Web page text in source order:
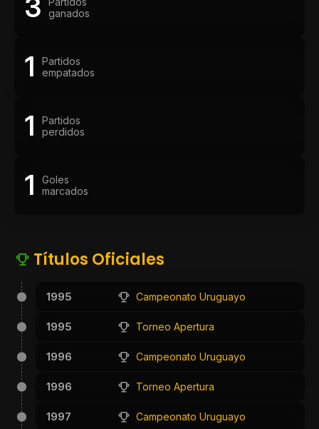
3
ganados
1
Partidos
empatados
1
Partidos
perdidos
1
Goles
marcados
Títulos Oficiales
1995 Campeonato Uruguayo
1995 Torneo Apertura
1996 Campeonato Uruguayo
1996 Torneo Apertura
1997 Campeonato Uruguayo